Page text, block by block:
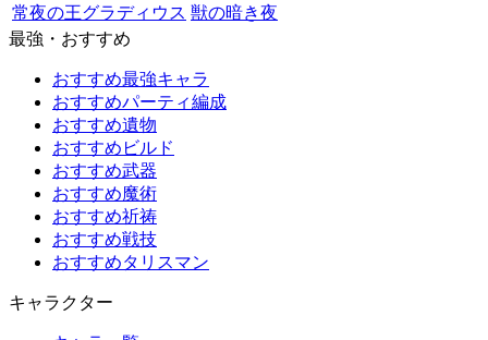
常夜の王グラディウス 獣の暗き夜
最強・おすすめ
おすすめ最強キャラ
おすすめパーティ編成
おすすめ遺物
おすすめビルド
おすすめ武器
おすすめ魔術
おすすめ祈祷
おすすめ戦技
おすすめタリスマン
キャラクター